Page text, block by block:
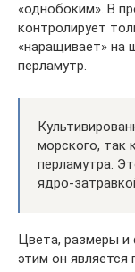
«однобоким». В
контролирует
«наращивает» на
перламутр.
морского, так
перламутра.
ядро-
Цвета, размеры и
этим он